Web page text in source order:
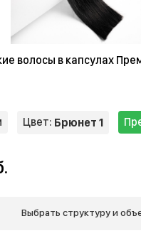
волосы в капсулах
Цвет: Брюнет 1
Выбрать структуру и